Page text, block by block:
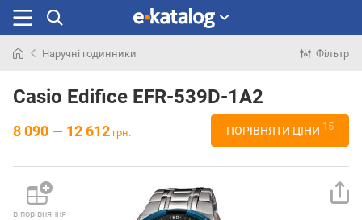
раніше
Наручні годинники Фільтр
Casio Edifice EFR-539D-1A2
8 090 — 12 612 грн. ПОРІВНЯТИ ЦІНИ 15
в порівняння